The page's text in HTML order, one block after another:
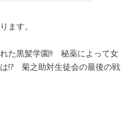
ます。
た黒髪学園!! 秘薬によって女
!? 菊之助対生徒会の最後の戦